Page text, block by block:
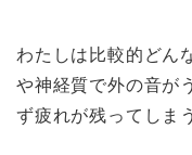
わたしは比較的どん
や神経質で外の音が
ず疲れが残ってしま